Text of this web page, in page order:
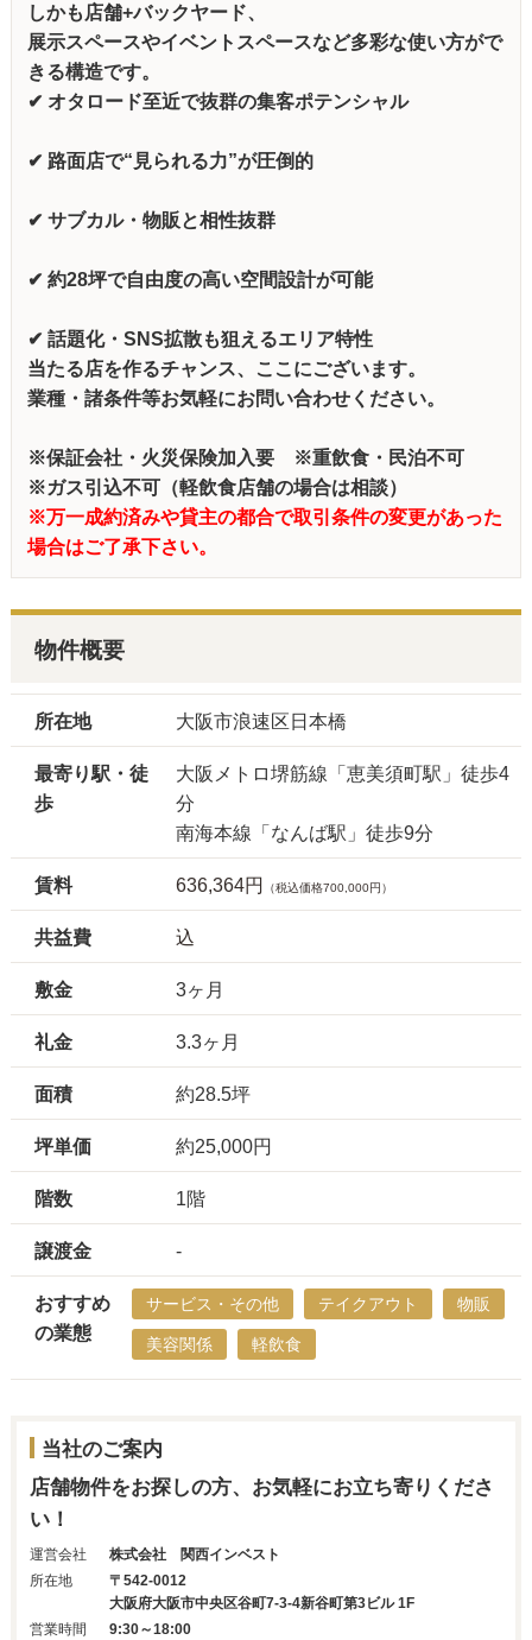
しかも店舗+バックヤード、
展示スペースやイベントスペースなど多彩な使い方がで
きる構造です。
✔ オタロード至近で抜群の集客ポテンシャル
✔ 路面店で“見られる力”が圧倒的
✔ サブカル・物販と相性抜群
✔ 約28坪で自由度の高い空間設計が可能
✔ 話題化・SNS拡散も狙えるエリア特性
当たる店を作るチャンス、ここにございます。
業種・諸条件等お気軽にお問い合わせください。
※保証会社・火災保険加入要
※重飲食・民泊不可
※ガス引込不可（軽飲食店舗の場合は相談）
※万一成約済みや貸主の都合で取引条件の変更があった
場合はご了承下さい。
物件概要
所在地 大阪市浪速区日本橋
最寄り駅・徒
歩
大阪メトロ堺筋線「恵美須町駅」徒歩4
分
南海本線「なんば駅」徒歩9分
賃料 636,364円 （税込価格700,000円）
共益費 込
敷金 3ヶ月
礼金 3.3ヶ月
面積 約28.5坪
坪単価 約25,000円
階数 1階
譲渡金 -
おすすめ
の業態
サービス・その他 テイクアウト 物販
美容関係 軽飲食
当社のご案内
店舗物件をお探しの方、お気軽にお立ち寄りくださ
い！
運営会社
株式会社 関西インベスト
所在地
〒542-0012
大阪府大阪市中央区谷町7-3-4新谷町第3ビル 1F
営業時間
9:30～18:00